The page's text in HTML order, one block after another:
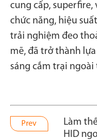
cung cấp, superfire,
chức năng, hiệu
trải nghiệm đeo
mẽ, đã trở thành
sáng cắm trại ngoài
Prev
Làm
HID